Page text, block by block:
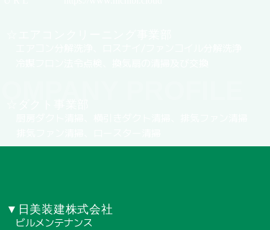
▼日美装建株式会社
ビルメンテナンス